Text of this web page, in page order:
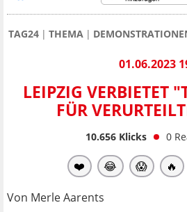
TAG24 THEMA
01.06.2023
LEIPZIG VERBIETET
FÜR
10.656Klicks 0
❤️ 😂 😱 🔥
Von Merle Aarents